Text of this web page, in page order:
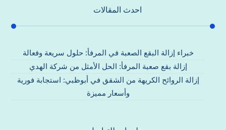
احدث المقالات
خبراء إزالة البقع الصعبة في المرفأ: حلول سريعة وفعالة
إزالة بقع صعبة المرفأ: الحل الأمثل من شركة الهدي
إزالة الروائح الكريهة من الشقق في أبوظبي: استجابة فورية
وأسعار مميزة